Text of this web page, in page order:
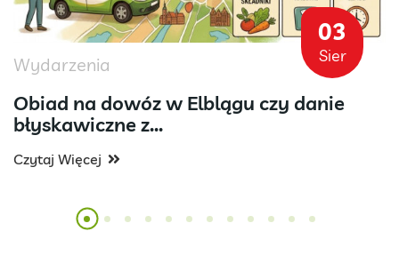
03
Sier
Wydarzenia
Obiad na dowóz w Elblągu czy danie
błyskawiczne z...
Czytaj Więcej